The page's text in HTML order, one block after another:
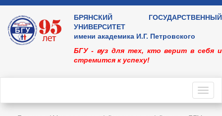
БРЯНСКИЙ ГОСУДАРСТВЕННЫЙ
УНИВЕРСИТЕТ
имени академика И.Г. Петровского
БГУ - вуз для тех, кто верит в себя и
стремится к успеху!